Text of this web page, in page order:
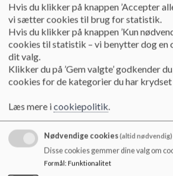
i
Hjem
Praktiske oplysninger
I dette afsnit har vi samlet stort og småt
Englystskolen.
Hvis du klikker på knappen ’Accepter
vi sætter cookies til brug for statistik.
Hvis du klikker på knappen ’Kun
cookies til statistik – vi benytter dog en
dit valg.
Klikker du på ’Gem valgte’ godkender
cookies for de kategorier du har krydset
Læs mere icookiepolitik.
Nødvendige cookies(altid nødvendig)
Disse cookies gemmer dine valg om
Formål: Funktionalitet